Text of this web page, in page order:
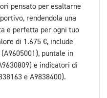
pensato per esaltarne
rendendola una
e perfetta per ogni tuo
di 1.675 €, include
puntale in
e indicatori di
e A9838400).